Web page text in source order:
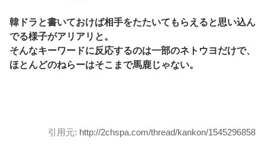
韓ドラと書いておけば相手をたたいてもらえると思い込ん
でる様子がアリアリと。
そんなキーワードに反応するのは一部のネトウヨだけで、
ほとんどのねらーはそこまで馬鹿じゃない。
引用元: http://2chspa.com/thread/kankon/1545296858